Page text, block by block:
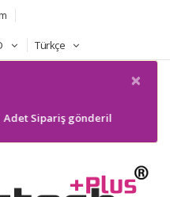
Türkçe
×
gönderilmeyecektir.